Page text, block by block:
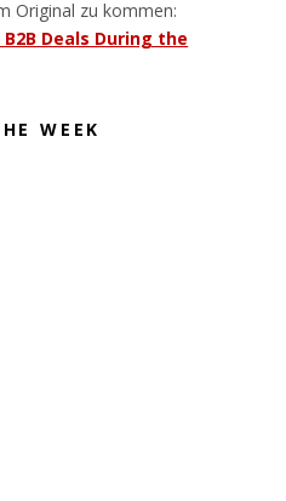
Original zu kommen:
Deals During the
WEEK